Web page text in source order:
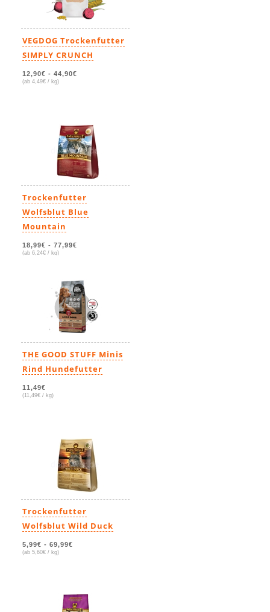
VEGDOG Trockenfutter
SIMPLY CRUNCH
12,90€ - 44,90€
(ab 4,49€ / kg)
Trockenfutter
Wolfsblut Blue
Mountain
18,99€ - 77,99€
(ab 6,24€ / kg)
THE GOOD STUFF Minis
Rind Hundefutter
11,49€
(11,49€ / kg)
Trockenfutter
Wolfsblut Wild Duck
5,99€ - 69,99€
(ab 5,60€ / kg)